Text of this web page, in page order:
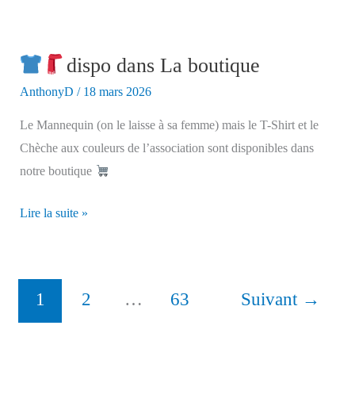
dispo dans La boutique
AnthonyD / 18 mars 2026
Le Mannequin (on le laisse à sa femme) mais le T-Shirt et le
Chèche aux couleurs de l’association sont disponibles dans
notre boutique
dans
boutique
Lire la suite »
1 2 … 63 Suivant →